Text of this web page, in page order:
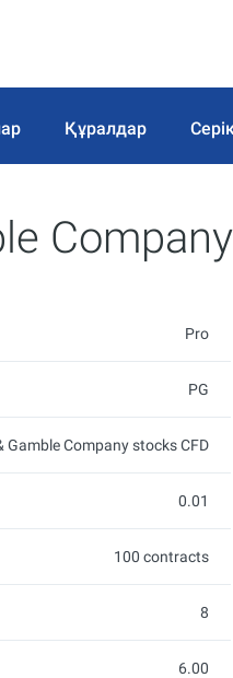
Құралдар
Pro
PG
Gamble Company stocks CFD
0.01
100 contracts
8
6.00